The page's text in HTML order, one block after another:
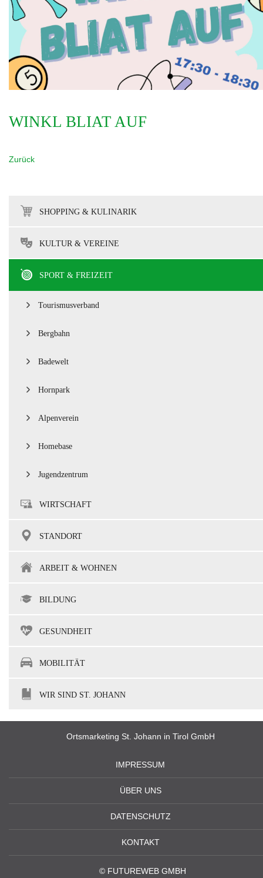
WINKL BLIAT AUF
Zurück
SHOPPING & KULINARIK
KULTUR & VEREINE
SPORT & FREIZEIT
Tourismusverband
Bergbahn
Badewelt
Hornpark
Alpenverein
Homebase
Jugendzentrum
WIRTSCHAFT
STANDORT
ARBEIT & WOHNEN
BILDUNG
GESUNDHEIT
MOBILITÄT
WIR SIND ST. JOHANN
Ortsmarketing St. Johann in Tirol GmbH
IMPRESSUM
ÜBER UNS
DATENSCHUTZ
KONTAKT
© FUTUREWEB GMBH